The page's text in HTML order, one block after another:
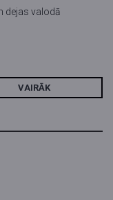
dejas valodā
VAIRĀK